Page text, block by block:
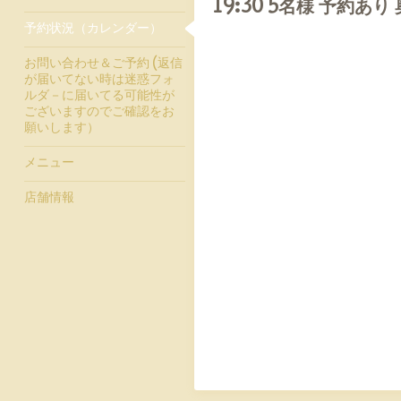
19:30 5名様 予約あり
予約状況（カレンダー）
お問い合わせ＆ご予約 (返信
が届いてない時は迷惑フォ
ルダ－に届いてる可能性が
ございますのでご確認をお
願いします）
メニュー
店舗情報